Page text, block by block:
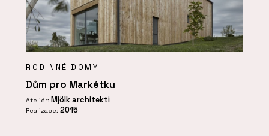
RODINNÉ DOMY
Dům pro Markétku
Ateliér: Mjölk architekti
Realizace: 2015